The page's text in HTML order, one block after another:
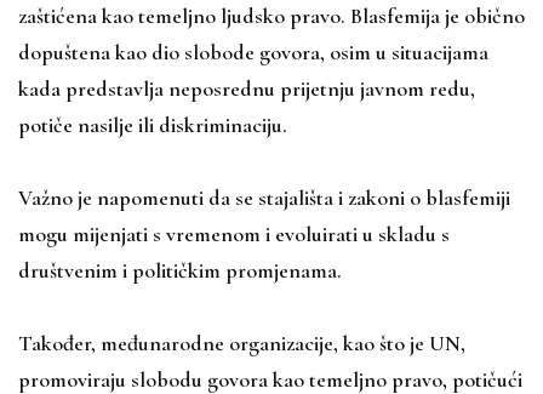
zaštićena kao temeljno ljudsko pravo. Blasfemija je obično
dopuštena kao dio slobode govora, osim u situacijama
kada predstavlja neposrednu prijetnju javnom redu,
potiče nasilje ili diskriminaciju.
Važno je napomenuti da se stajališta i zakoni o blasfemiji
mogu mijenjati s vremenom i evoluirati u skladu s
društvenim i političkim promjenama.
Također, međunarodne organizacije, kao što je UN,
promoviraju slobodu govora kao temeljno pravo, potičući